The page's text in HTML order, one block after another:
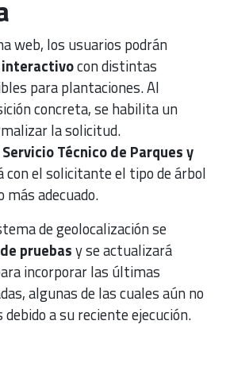
web, los usuarios podrán
interactivocon distintas
para plantaciones. Al
concreta, se habilita un
la solicitud.
Servicio Técnico de Parques y
con el solicitante el tipo de árbol
adecuado.
de geolocalización se
pruebasy se actualizará
incorporar las últimas
algunas de las cuales aún no
a su reciente ejecución.